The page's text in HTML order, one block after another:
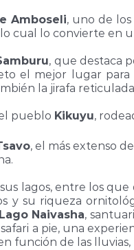
Amboseli, uno de
cual lo convierte en
, que destaca
el mejor lugar para
la jirafa
pueblo Kikuyu,
, el más extenso
lagos, entre los
y su riqueza
Lago Naivasha,
a pie, una
función de las